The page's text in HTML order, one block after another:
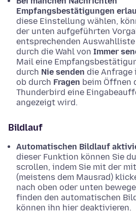
Empfangsbestätigungen
diese Einstellung wählen,
der unten aufgeführten
entsprechenden
durch die Wahl von Immer
Mail eine
durch Nie senden die
ob durch Fragen beim Öffnen
Thunderbird eine
angezeigt wird.
Bildlauf
Automatischen Bildlauf
dieser Funktion können Sie
scrollen, indem Sie mit der
(meistens dem Mausrad)
nach oben oder unten
finden den automatischen
können ihn hier deaktivieren.